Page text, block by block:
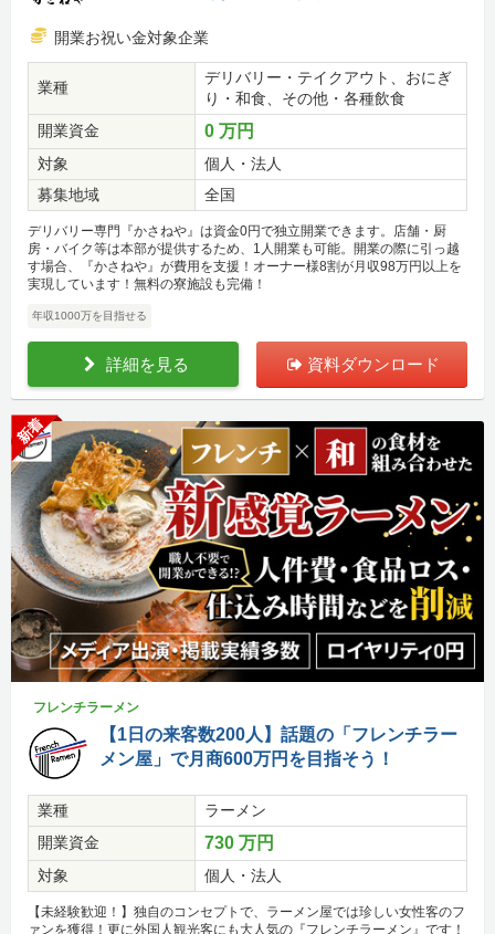
開業お祝い金対象企業
業種
デリバリー・テイクアウト、おにぎ
り・和食、その他・各種飲食
開業資金
0 万円
対象
個人・法人
募集地域
全国
デリバリー専門『かさねや』は資金0円で独立開業できます。店舗・厨
房・バイク等は本部が提供するため、1人開業も可能。開業の際に引っ越
す場合、『かさねや』が費用を支援！オーナー様8割が月収98万円以上を
実現しています！無料の寮施設も完備！
年収1000万を目指せる
詳細を見る 資料ダウンロード
新着
フレンチラーメン
【1日の来客数200人】話題の「フレンチラー
メン屋」で月商600万円を目指そう！
業種
ラーメン
開業資金
730 万円
対象 個人・法人
【未経験歓迎！】独自のコンセプトで、ラーメン屋では珍しい女性客のフ
ァンを獲得！更に外国人観光客にも大人気の『フレンチラーメン』です！